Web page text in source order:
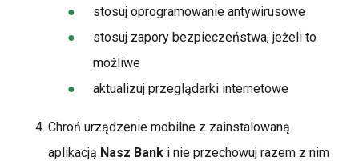
stosuj oprogramowanie antywirusowe
stosuj zapory bezpieczeństwa, jeżeli to
możliwe
aktualizuj przeglądarki internetowe
Chroń urządzenie mobilne z zainstalowaną
aplikacją Nasz Bank i nie przechowuj razem z nim